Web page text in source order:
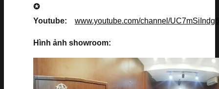
✪
Youtube: www.youtube.com/channel/
Hình ảnh showroom: